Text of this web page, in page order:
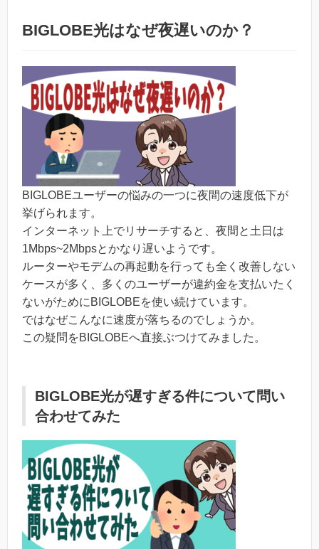
BIGLOBE光はなぜ夜遅いのか？
BIGLOBEユーザーの悩みの一つに夜間の速度低下が
挙げられます。
インターネット上でリサーチすると、夜間と土日は
1Mbps~2Mbpsとかなり遅いようです。
ルーターやモデムの再起動を行っても全く改善しない
ケースが多く、多くのユーザーが違約金を支払いたく
ないがためにBIGLOBEを使い続けています。
ではなぜこんなに速度が落ちるのでしょうか。
この疑問をBIGLOBEへ直接ぶつけてみました。
BIGLOBE光が遅すぎる件について問い
合わせてみた